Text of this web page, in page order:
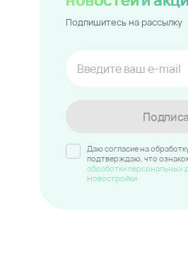
Подпишитесь на рассылку
Даю согласие на
подтверждаю, что
обработки
Новостройки